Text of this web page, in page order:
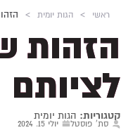
ראשי > הגות יומית >
הזהות
לציותם
קטגוריות: הגות יומית
סת' פוסטל יולי 15, 2024